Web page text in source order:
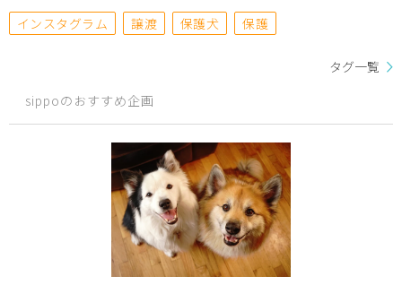
インスタグラム
譲渡 保護犬 保護
タグ一覧
sippoのおすすめ企画